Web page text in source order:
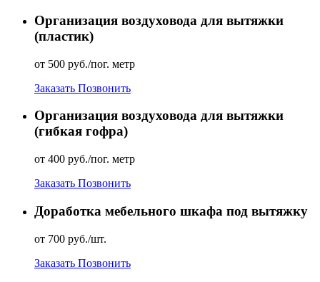
Организация воздуховода для вытяжки
(пластик)
от 500 руб./пог. метр
Заказать Позвонить
Организация воздуховода для вытяжки
(гибкая гофра)
от 400 руб./пог. метр
Заказать Позвонить
Доработка мебельного шкафа под вытяжку
от 700 руб./шт.
Заказать Позвонить